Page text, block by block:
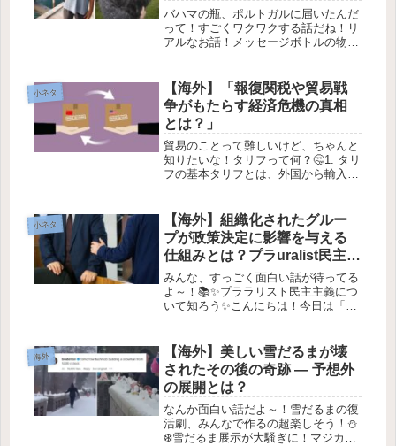
年越しの感動ストーリー」
バハマの瓶、ポルトガルに届いたんだ
って！すごくワクワクする話だね！リ
アルなお話！メッセージボトルの物語
10歳のロレンゾくんとママのエイミー
さんが、ある日、楽しい実験をす...
小ネタ
【海外】「報復関税や貿易戦
争がもたらす経済危機の真相
とは？」
貿易のことって難しいけど、ちゃんと
知りたいな！タリフって何？🤔1. タリ
フの基本タリフとは、外国から輸入す
品が輸入されると、その価格に一定の
割合の税金がかかるんだ。これをタ
リ...
小ネタ
【海外】組織化されたグルー
プが政策決定に影響を与える
仕組みとは？プラuralist民主主
義の真実に迫る！
みんな、すっごく面白い話が待ってる
よ～！📚✨プララリスト民主主義につ
いて知ろう✨こんにちは！今日は「プ
どうやって私たちの意見が反映される
かを知るヒントがたくさん詰まってる
よ...
海外
【海外】美しい雪だるまが壊
されたその後の奇跡 — 予想外
の展開とは？
なんか面白い話だよ～！雪だるまの復
活劇、みんなで作るの超楽しそう！⛄
❄️雪だるま展示が大騒ぎに！マジカル